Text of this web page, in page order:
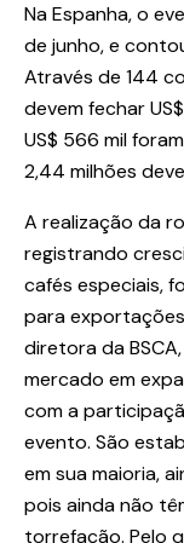
Na Espanha, o
de junho, e
Através de 144
devem fechar
US$ 566 mil
2,44 milhões
A realização da
registrando
cafés especiais,
para
diretora da
mercado em
com a
evento. São
em sua maioria,
pois ainda não
torrefação. Pelo